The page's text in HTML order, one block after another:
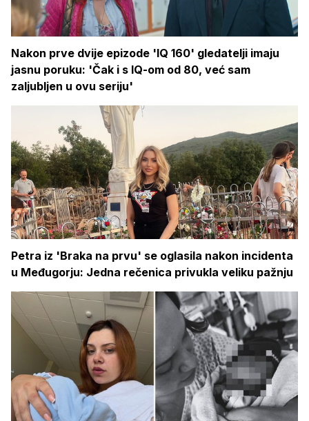
Nakon prve dvije epizode 'IQ 160' gledatelji imaju
jasnu poruku: 'Čak i s IQ-om od 80, već sam
zaljubljen u ovu seriju'
Petra iz 'Braka na prvu' se oglasila nakon incidenta
u Međugorju: Jedna rečenica privukla veliku pažnju